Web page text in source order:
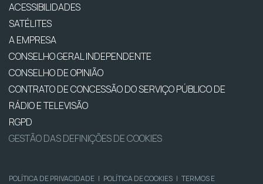
ACESSIBILIDADES
SATÉLITES
A EMPRESA
CONSELHO GERAL INDEPENDENTE
CONSELHO DE OPINIÃO
CONTRATO DE CONCESSÃO DO SERVIÇO PÚBLICO DE
RÁDIO E TELEVISÃO
RGPD
GESTÃO DAS DEFINIÇÕES DE COOKIES
POLÍTICA DE PRIVACIDADE | POLÍTICA DE COOKIES | TERMOS E